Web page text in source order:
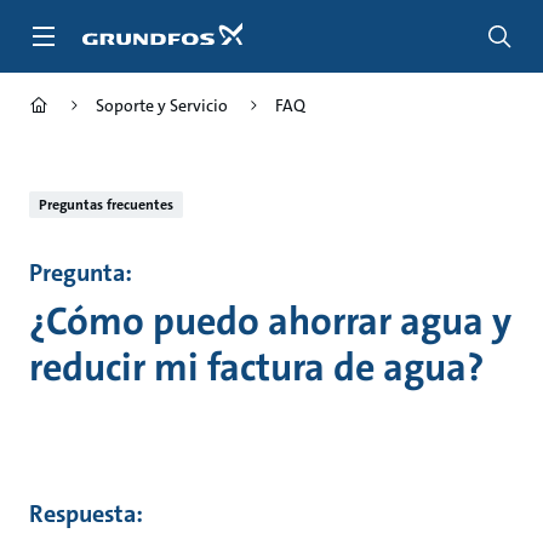
Soporte y Servicio FAQ
Preguntas frecuentes
Pregunta:
¿Cómo puedo ahorrar agua y
reducir mi factura de agua?
Respuesta: